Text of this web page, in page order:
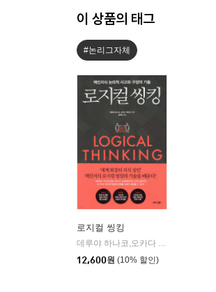
이 상품의 태그
#논리그자체
로지컬 씽킹
데루야 하나코,오카다 게이코 공저/김윤경 역/현창혁 감수
12,600원 (10% 할인)